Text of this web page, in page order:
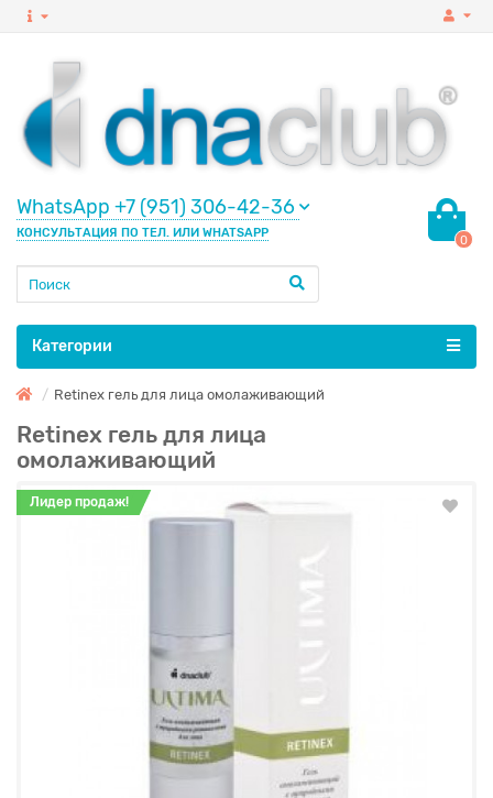
WhatsApp +7 (951) 306-42-36
КОНСУЛЬТАЦИЯ ПО ТЕЛ. ИЛИ WHATSAPP
0
Категории
Retinex гель для лица омолаживающий
Retinex гель для лица
омолаживающий
Лидер продаж!